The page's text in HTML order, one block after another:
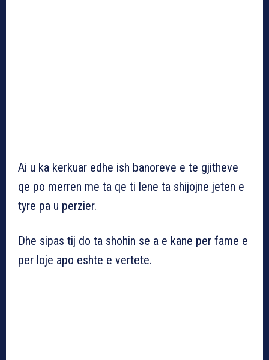
Ai u ka kerkuar edhe ish banoreve e te gjitheve
qe po merren me ta qe ti lene ta shijojne jeten e
tyre pa u perzier.
Dhe sipas tij do ta shohin se a e kane per fame e
per loje apo eshte e vertete.